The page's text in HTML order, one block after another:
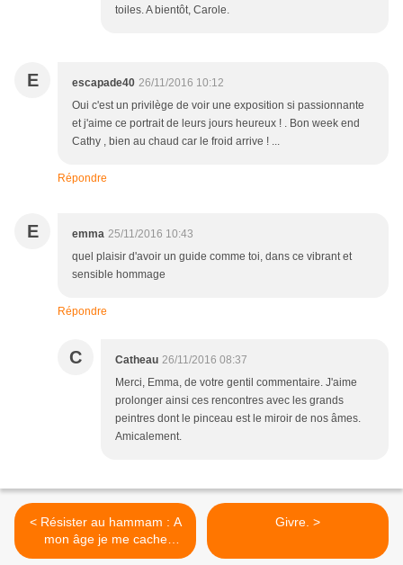
toiles. A bientôt, Carole.
E escapade40 26/11/2016 10:12
Oui c'est un privilège de voir une exposition si passionnante
et j'aime ce portrait de leurs jours heureux ! . Bon week end
Cathy , bien au chaud car le froid arrive ! ...
Répondre
E emma 25/11/2016 10:43
quel plaisir d'avoir un guide comme toi, dans ce vibrant et
sensible hommage
Répondre
C Catheau 26/11/2016 08:37
Merci, Emma, de votre gentil commentaire. J'aime
prolonger ainsi ces rencontres avec les grands
peintres dont le pinceau est le miroir de nos âmes.
Amicalement.
< Résister au hammam : A
mon âge je me cache
encore pour fumer, de
Givre. >